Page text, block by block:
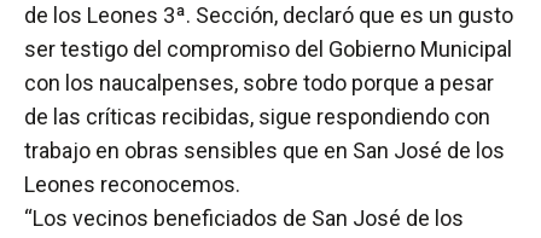
de los Leones 3ª. Sección, declaró que es un gusto
ser testigo del compromiso del Gobierno Municipal
con los naucalpenses, sobre todo porque a pesar
de las críticas recibidas, sigue respondiendo con
trabajo en obras sensibles que en San José de los
Leones reconocemos.
“Los vecinos beneficiados de San José de los